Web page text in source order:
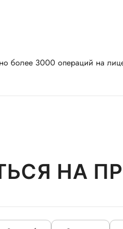
более 3000 операций на
НА